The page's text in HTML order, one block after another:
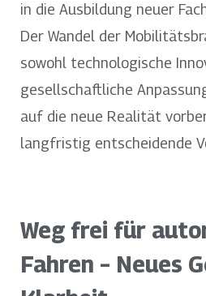
in die Ausbildung neuer
Der Wandel der
sowohl technologische
gesellschaftliche
auf die neue Realität
langfristig entscheidende
Weg frei für
Fahren – Neues